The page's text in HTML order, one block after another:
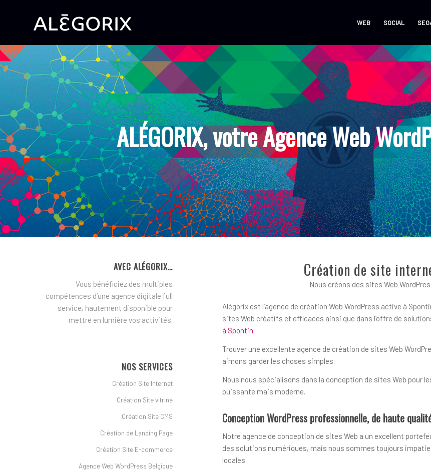
WEB SOCIAL
ALÉGORIX, votre Agence Web
Création de site
Nous créons des sites Web
Alégorix est l’agence de création Web WordPress active à
sites Web créatifs et efficaces ainsi que dans l’offre de
à Spontin.
Trouver une excellente agence de création de sites Web
aimons garder les choses simples.
Nous nous spécialisons dans la conception de sites Web pour
puissante mais moderne.
Conception WordPress professionnelle, de haute
Notre agence de conception de sites Web a un excellent
des solutions numériques, mais nous sommes toujours
locales.
AVEC ALÉGORIX…
Vous bénéficiez des multiples
compétences d’une agence digitale full
service, hautement disponible pour
mettre en lumière vos activités.
NOS SERVICES
Création Site Internet
Création Site vitrine
Création Site CMS
Création de Landing Page
Création Site E-commerce
Agence Web WordPress Belgique